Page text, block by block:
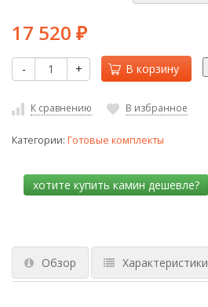
17 520 ₽
- + В корзину
К сравнению В избранное
Категории: Готовые комплекты
Обзор Характеристики